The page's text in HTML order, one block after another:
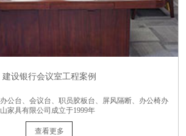
建设银行会议室工程案例
公台、会议台、职员胶板台、屏风隔断、办公椅办
家具有限公司成立于1999年
查看更多